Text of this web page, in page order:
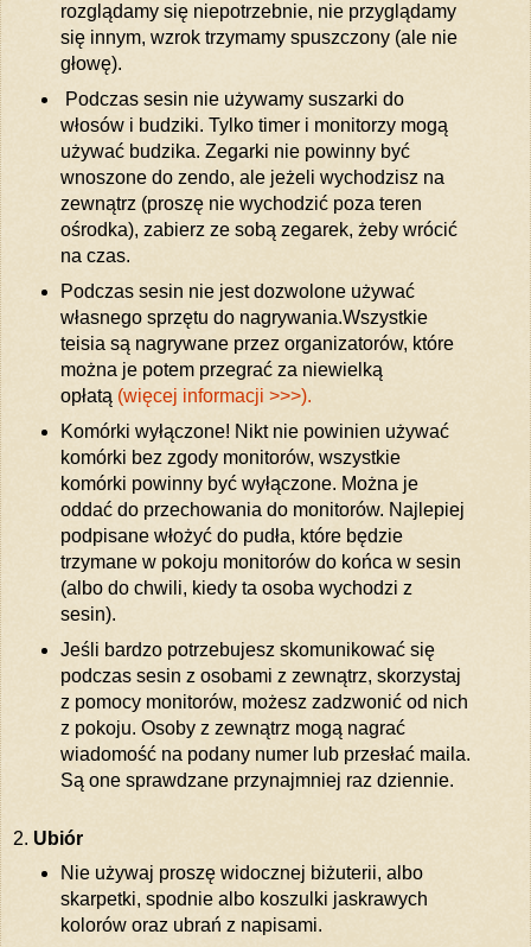
rozglądamy się niepotrzebnie, nie przyglądamy
się innym, wzrok trzymamy spuszczony (ale nie
głowę).
Podczas sesin nie używamy suszarki do
włosów i budziki. Tylko timer i monitorzy mogą
używać budzika. Zegarki nie powinny być
wnoszone do zendo, ale jeżeli wychodzisz na
zewnątrz (proszę nie wychodzić poza teren
ośrodka), zabierz ze sobą zegarek, żeby wrócić
na czas.
Podczas sesin nie jest dozwolone używać
własnego sprzętu do nagrywania.Wszystkie
teisia są nagrywane przez organizatorów, które
można je potem przegrać za niewielką
opłatą (więcej informacji >>>).
Komórki wyłączone! Nikt nie powinien używać
komórki bez zgody monitorów, wszystkie
komórki powinny być wyłączone. Można je
oddać do przechowania do monitorów. Najlepiej
podpisane włożyć do pudła, które będzie
trzymane w pokoju monitorów do końca w sesin
(albo do chwili, kiedy ta osoba wychodzi z
sesin).
Jeśli bardzo potrzebujesz skomunikować się
podczas sesin z osobami z zewnątrz, skorzystaj
z pomocy monitorów, możesz zadzwonić od nich
z pokoju. Osoby z zewnątrz mogą nagrać
wiadomość na podany numer lub przesłać maila.
Są one sprawdzane przynajmniej raz dziennie.
2. Ubiór
Nie używaj proszę widocznej biżuterii, albo
skarpetki, spodnie albo koszulki jaskrawych
kolorów oraz ubrań z napisami.